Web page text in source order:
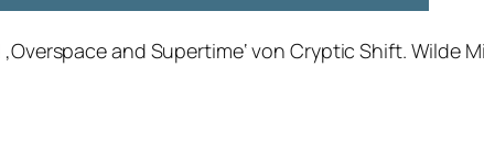
and Supertime‘ von Cryptic Shift. Wilde